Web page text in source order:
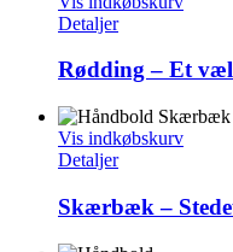
Detaljer
Rødding – Et
Vis indkøbskurv
Detaljer
Skærbæk –